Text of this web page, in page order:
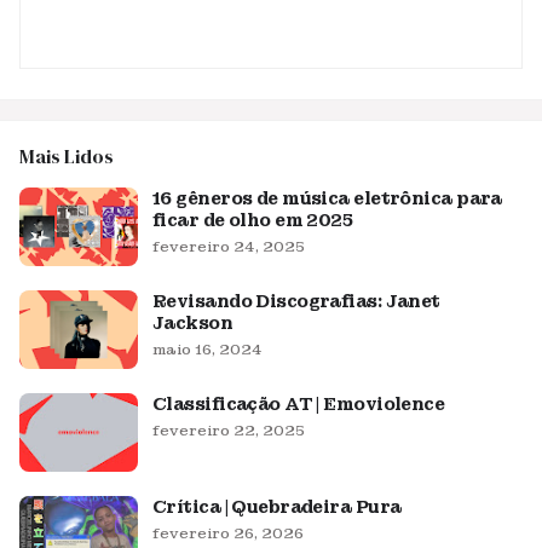
Mais Lidos
16 gêneros de música eletrônica para
ficar de olho em 2025
fevereiro 24, 2025
Revisando Discografias: Janet
Jackson
maio 16, 2024
Classificação AT | Emoviolence
fevereiro 22, 2025
Crítica | Quebradeira Pura
fevereiro 26, 2026